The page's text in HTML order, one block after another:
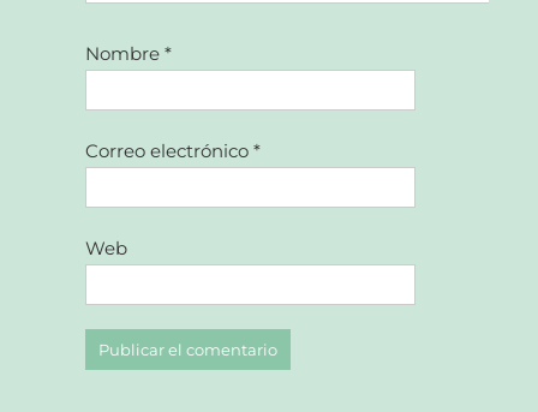
Nombre*
Correo electrónico*
Web